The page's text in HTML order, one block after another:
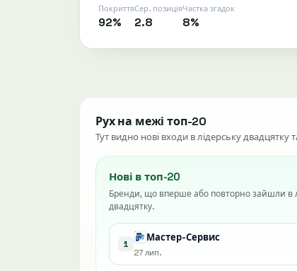
Покриття
92%
Сер. позиція
2.8
Частка згадок
8%
Рух на межі топ-20
Тут видно нові входи в лідерську
Нові в топ-20
Бренди, що вперше або повторно зайшли в
двадцятку.
1
Мастер-Сервис
27 лип.